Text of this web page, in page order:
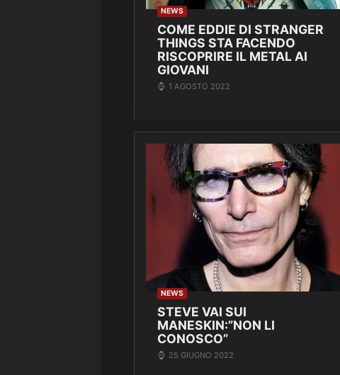
NEWS
COME EDDIE DI STRANGER
THINGS STA FACENDO
RISCOPRIRE IL METAL AI
GIOVANI
1 AGOSTO 2022
NEWS
STEVE VAI SUI
MANESKIN:”NON LI
CONOSCO”
25 GIUGNO 2022